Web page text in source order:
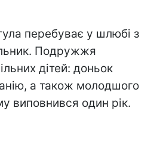
перебуває у шлюбі з
Подружжя
дітей: доньок
а також молодшого
виповнився один рік.